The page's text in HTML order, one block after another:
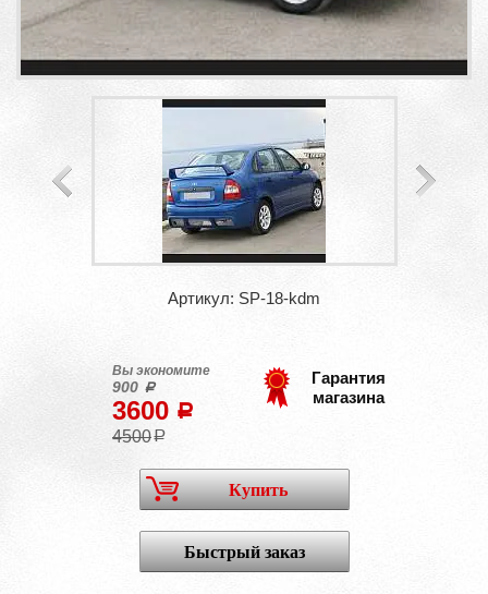
Артикул: SP-18-kdm
Вы экономите
900 a
3600 a
4500a
Гарантия
магазина
Купить
Быстрый заказ